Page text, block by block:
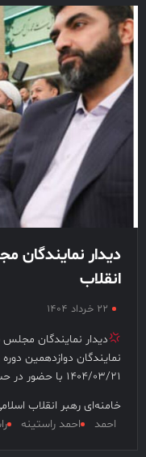
دیدار نمایندگان
انقلاب
۲۲ خرداد ۱۴۰۴
دیدار نمایندگان مجلس
نمایندگان دوازدهمین
۱۴۰۴/۰۳/۲۱ با
خامنه‌ای رهبر انقلاب
احمد احمد راستینه